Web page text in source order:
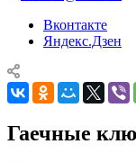
Вконтакте
Яндекс.Дзен
Гаечные